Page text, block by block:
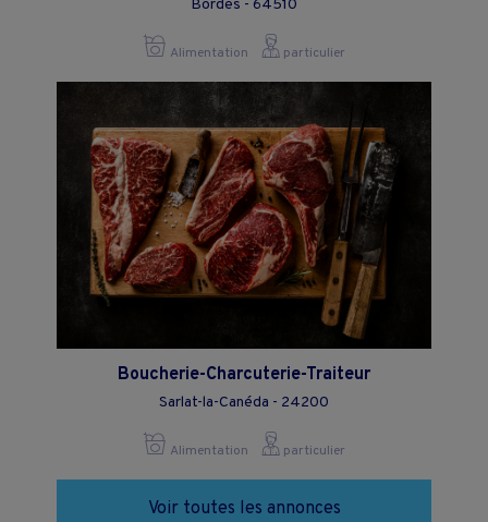
Bordes - 64510
Alimentation particulier
Boucherie-Charcuterie-Traiteur
Sarlat-la-Canéda - 24200
Alimentation particulier
Voir toutes les annonces